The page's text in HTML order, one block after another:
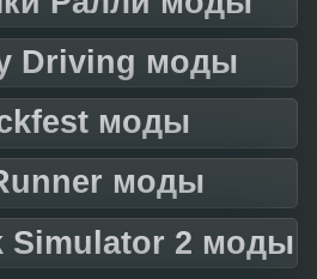
Driving моды
моды
моды
Simulator 2 моды